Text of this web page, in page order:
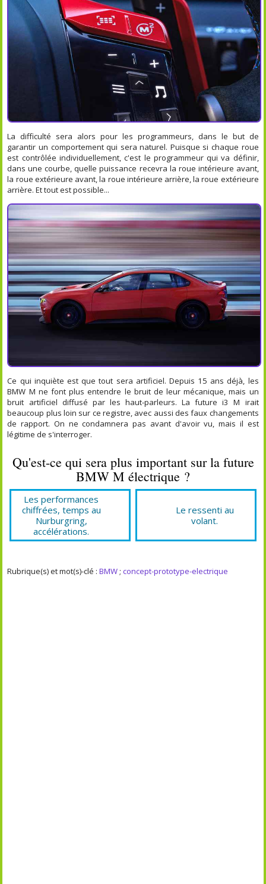
La difficulté sera alors pour les programmeurs, dans le but de
garantir un comportement qui sera naturel. Puisque si chaque roue
est contrôlée individuellement, c'est le programmeur qui va définir,
dans une courbe, quelle puissance recevra la roue intérieure avant,
la roue extérieure avant, la roue intérieure arrière, la roue extérieure
arrière. Et tout est possible...
Ce qui inquiète est que tout sera artificiel. Depuis 15 ans déjà, les
BMW M ne font plus entendre le bruit de leur mécanique, mais un
bruit artificiel diffusé par les haut-parleurs. La future i3 M irait
beaucoup plus loin sur ce registre, avec aussi des faux changements
de rapport. On ne condamnera pas avant d'avoir vu, mais il est
légitime de s'interroger.
Qu'est-ce qui sera plus important sur la future
BMW M électrique ?
Les performances
chiffrées, temps au
Nurburgring,
accélérations.
Le ressenti au
volant.
Rubrique(s) et mot(s)-clé :BMW;concept-prototype-electrique